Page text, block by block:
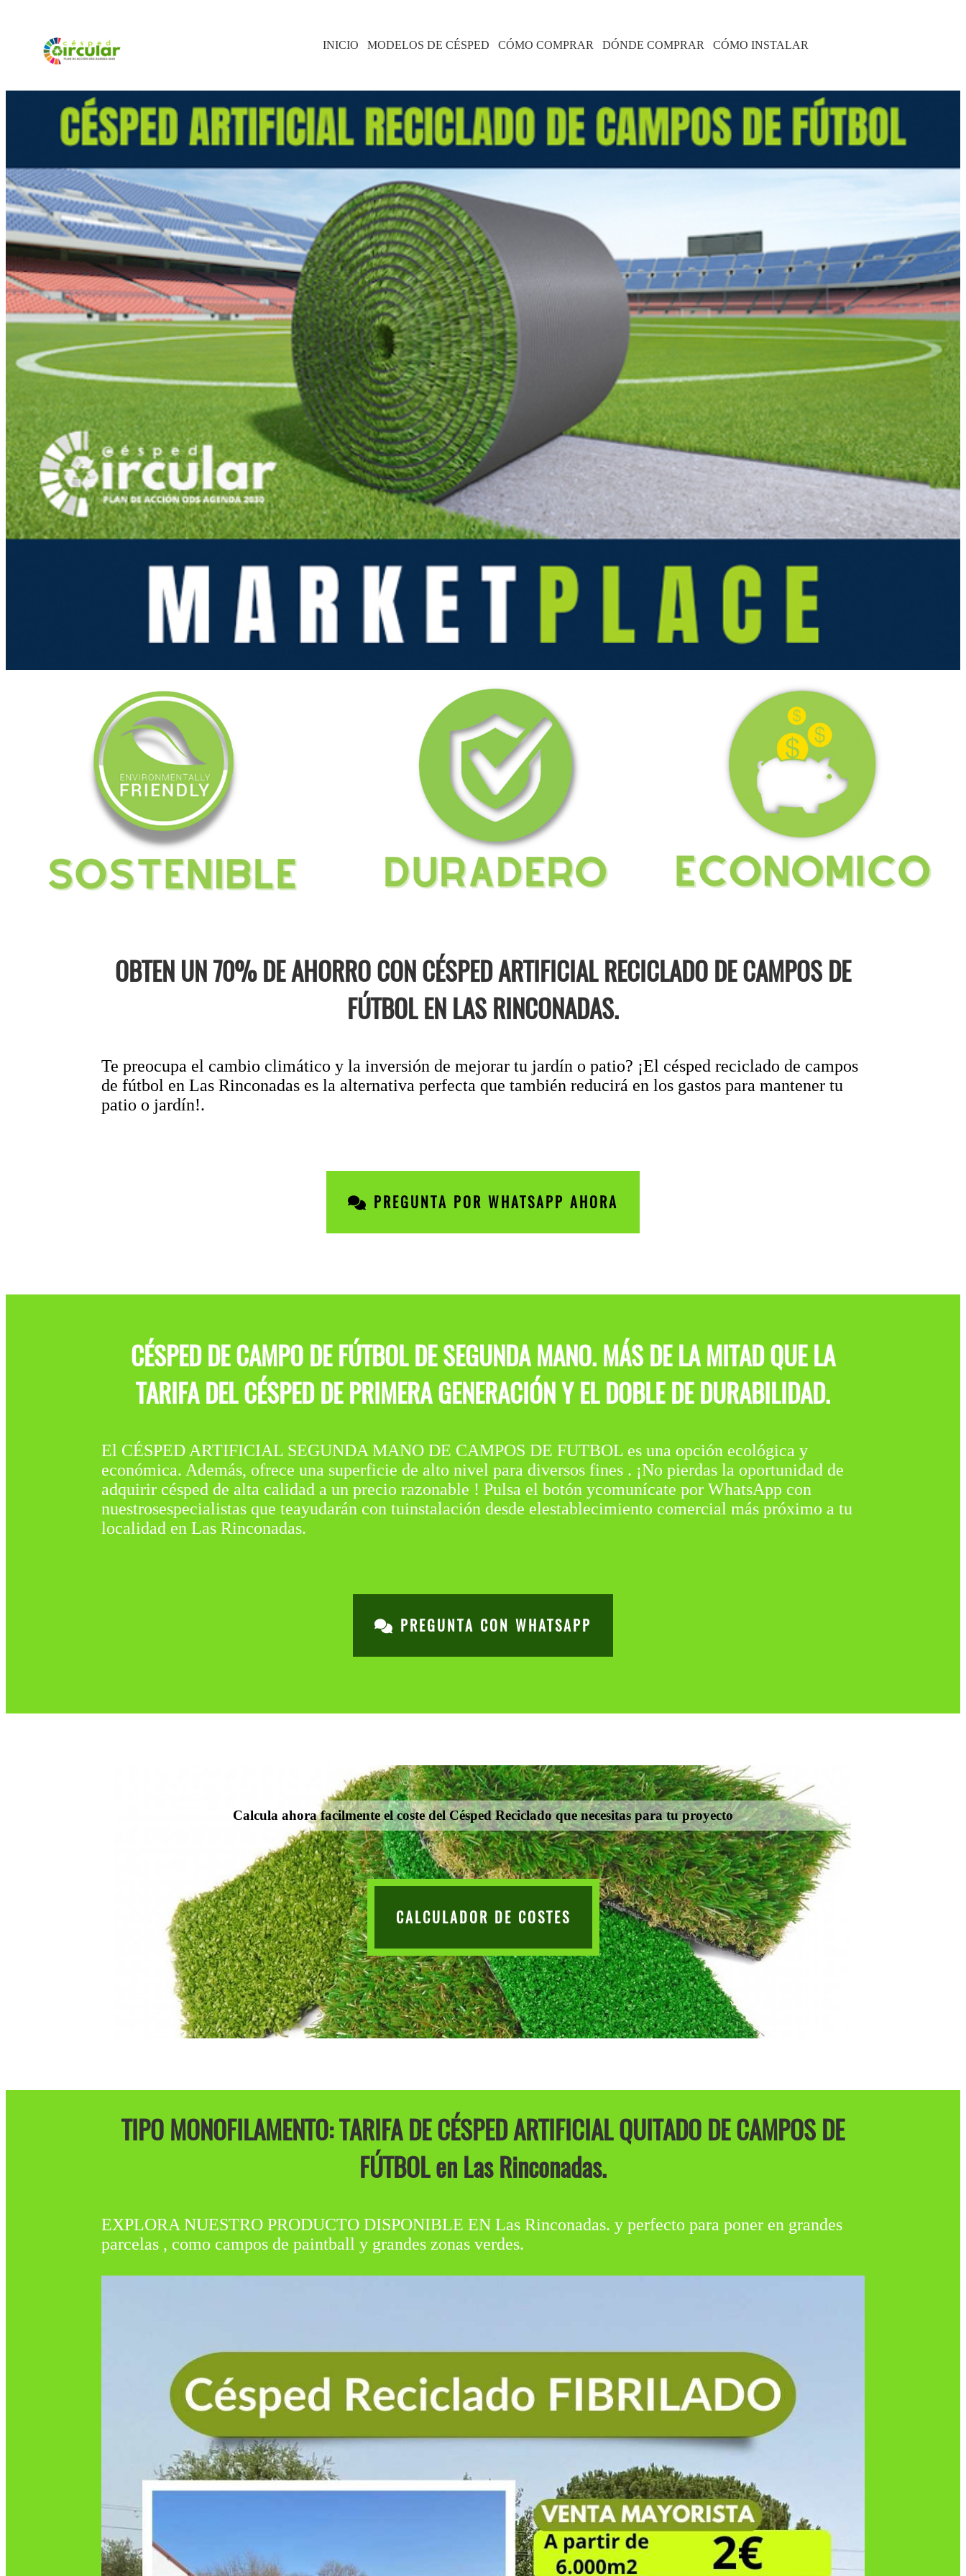
INICIO MODELOS DE CÉSPED CÓMO COMPRAR DÓNDE COMPRAR CÓMO INSTALAR
OBTEN UN 70% DE AHORRO CON CÉSPED ARTIFICIAL RECICLADO DE CAMPOS DE
FÚTBOL EN LAS RINCONADAS.
Te preocupa el cambio climático y la inversión de mejorar tu jardín o patio? ¡El césped reciclado de campos
de fútbol en Las Rinconadas es la alternativa perfecta que también reducirá en los gastos para mantener tu
patio o jardín!.
PREGUNTA POR WHATSAPP AHORA
CÉSPED DE CAMPO DE FÚTBOL DE SEGUNDA MANO. MÁS DE LA MITAD QUE LA
TARIFA DEL CÉSPED DE PRIMERA GENERACIÓN Y EL DOBLE DE DURABILIDAD.
El CÉSPED ARTIFICIAL SEGUNDA MANO DE CAMPOS DE FUTBOL es una opción ecológica y
económica. Además, ofrece una superficie de alto nivel para diversos fines . ¡No pierdas la oportunidad de
adquirir césped de alta calidad a un precio razonable ! Pulsa el botón ycomunícate por WhatsApp con
nuestrosespecialistas que teayudarán con tuinstalación desde elestablecimiento comercial más próximo a tu
localidad en Las Rinconadas.
PREGUNTA CON WHATSAPP
Calcula ahora facilmente el coste del Césped Reciclado que necesitas para tu proyecto
CALCULADOR DE COSTES
TIPO MONOFILAMENTO: TARIFA DE CÉSPED ARTIFICIAL QUITADO DE CAMPOS DE
FÚTBOL en Las Rinconadas.
EXPLORA NUESTRO PRODUCTO DISPONIBLE EN Las Rinconadas. y perfecto para poner en grandes
parcelas , como campos de paintball y grandes zonas verdes.